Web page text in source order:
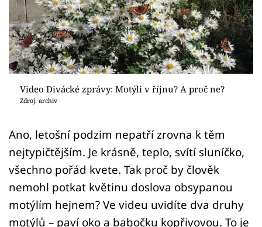
Virály
Sex a vztahy
Videa
Sledujte prima+
Přihlášení
Sledujte nás
Video Divácké zprávy: Motýli v říjnu? A proč ne?
Zdroj: archiv
Ano, letošní podzim nepatří zrovna k těm
nejtypičtějším. Je krásně, teplo, svítí sluníčko,
všechno pořád kvete. Tak proč by člověk
nemohl potkat květinu doslova obsypanou
motýlím hejnem? Ve videu uvidíte dva druhy
motýlů – paví oko a babočku kopřivovou. To je